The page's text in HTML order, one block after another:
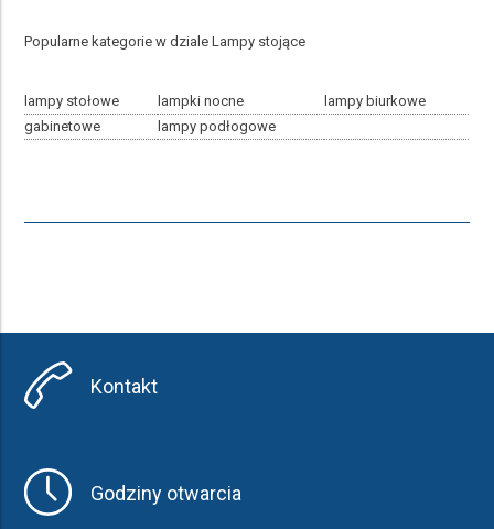
Popularne kategorie w dziale Lampy stojące
lampy stołowe lampki nocne
lampy biurkowe
gabinetowe
lampy podłogowe
Kontakt
Godziny otwarcia